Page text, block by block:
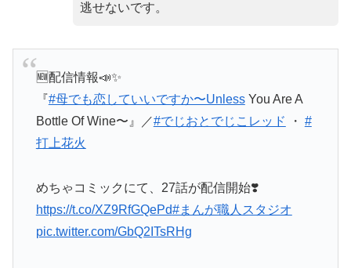
逃せないです。
🆕配信情報📣✨
『#母でも恋していいですか〜UnlessYou Are A
Bottle Of Wine〜』／#でじおとでじこレッド ・ #
打上花火
めちゃコミックにて、27話が配信開始❣️
https://t.co/XZ9RfGQePd#まんが職人スタジオ
pic.twitter.com/GbQ2ITsRHg